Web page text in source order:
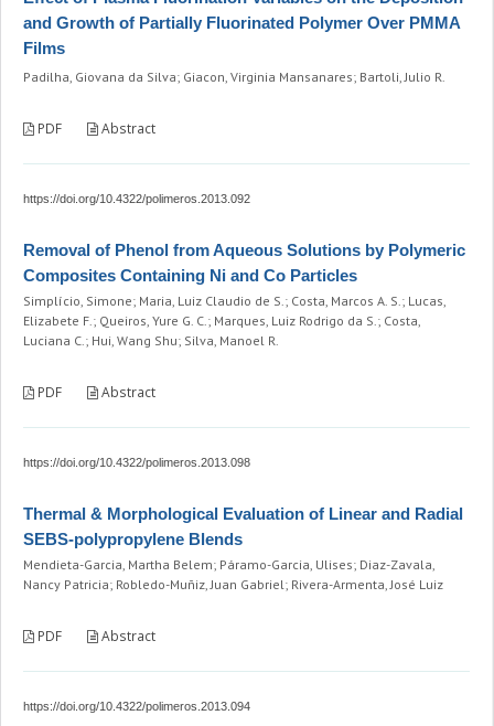
and Growth of Partially Fluorinated Polymer Over PMMA
Films
Padilha, Giovana da Silva; Giacon, Virginia Mansanares; Bartoli, Julio R.
PDF Abstract
https://doi.org/10.4322/polimeros.2013.092
Removal of Phenol from Aqueous Solutions by Polymeric
Composites Containing Ni and Co Particles
Simplício, Simone; Maria, Luiz Claudio de S.; Costa, Marcos A. S.; Lucas,
Elizabete F.; Queiros, Yure G. C.; Marques, Luiz Rodrigo da S.; Costa,
Luciana C.; Hui, Wang Shu; Silva, Manoel R.
PDF Abstract
https://doi.org/10.4322/polimeros.2013.098
Thermal & Morphological Evaluation of Linear and Radial
SEBS-polypropylene Blends
Mendieta-Garcia, Martha Belem; Páramo-Garcia, Ulises; Diaz-Zavala,
Nancy Patricia; Robledo-Muñiz, Juan Gabriel; Rivera-Armenta, José Luiz
PDF Abstract
https://doi.org/10.4322/polimeros.2013.094